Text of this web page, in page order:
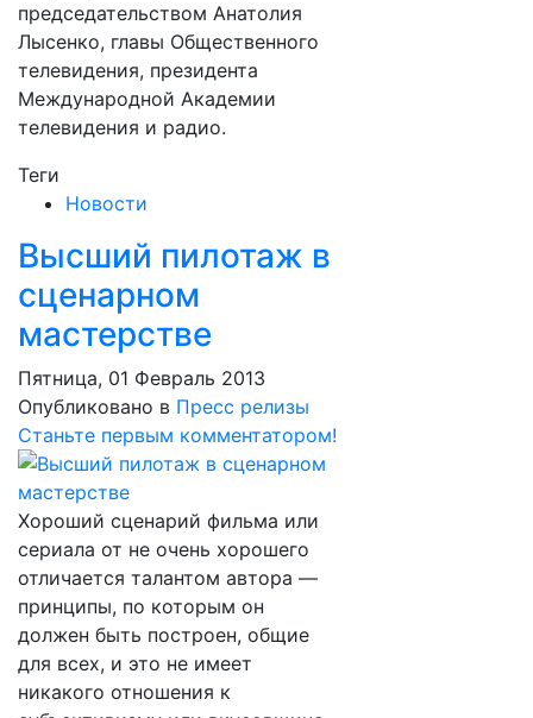
председательством Анатолия
Лысенко, главы Общественного
телевидения, президента
Международной Академии
телевидения и радио.
Теги
Новости
Высший пилотаж в
сценарном
мастерстве
Пятница, 01 Февраль 2013
Опубликовано в Пресс релизы
Станьте первым комментатором!
Хороший сценарий фильма или
сериала от не очень хорошего
отличается талантом автора —
принципы, по которым он
должен быть построен, общие
для всех, и это не имеет
никакого отношения к